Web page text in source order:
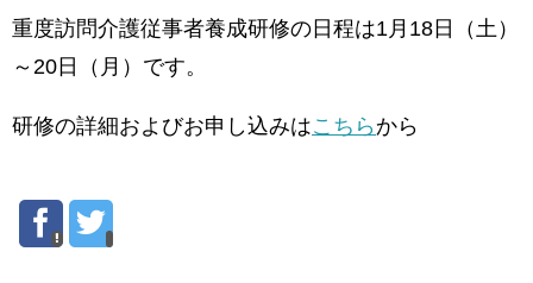
重度訪問介護従事者養成研修の日程は1月18日（土）
～20日（月）です。
研修の詳細およびお申し込みはこちらから